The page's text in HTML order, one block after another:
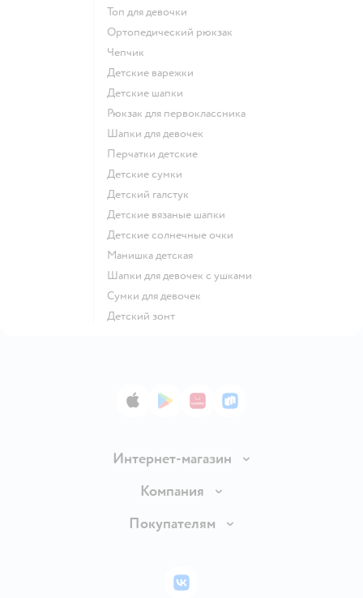
Топ для девочки
Ортопедический рюкзак
Чепчик
Детские варежки
Детские шапки
Рюкзак для первоклассника
Шапки для девочек
Перчатки детские
Детские сумки
Детский галстук
Детские вязаные шапки
Детские солнечные очки
Манишка детская
Шапки для девочек с ушками
Сумки для девочек
Детский зонт
App StoreGoogle Play
AppGallery
RuStore
Интернет-магазин
Доставка и оплата
Правила продажи
Политика использования файлов cookie
Компания
Вакансии
Покупателям
Бонусные карты
ВКонтакте